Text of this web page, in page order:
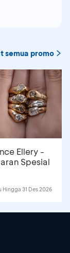
semua promo
Ellery -
Spesial
Hingga 31 Des 2026